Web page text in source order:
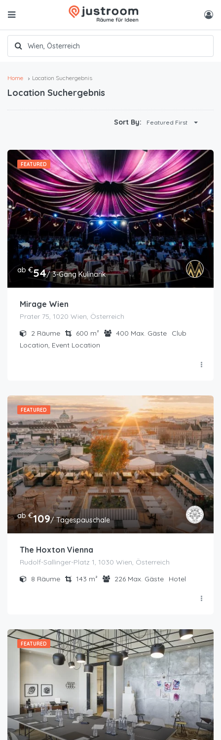
Home Location Suchergebnis
Location Suchergebnis
Sort By: Featured First
FEATURED
ab €54/ 3-Gang Kulinarik
Mirage Wien
Prater 75, 1020 Wien, Österreich
2 Räume 600 m² 400 Max. Gäste
Club
Location, Event Location
FEATURED
ab €109/ Tagespauschale
The Hoxton Vienna
Rudolf-Sallinger-Platz 1, 1030 Wien, Österreich
8 Räume 143 m² 226 Max. Gäste Hotel
FEATURED